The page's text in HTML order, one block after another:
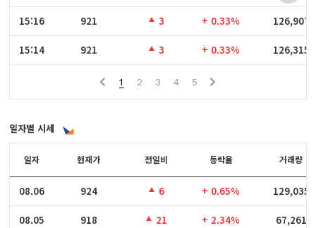
15:16
15:14
15:16 921 3 + 0.33% 126,907
15:14 921 3 + 0.33% 126,315
1 2 3 4 5
일자별 시세
일자
08.06
08.05
일자 현재가 전일비 등락율 거래량
08.06 924 6 + 0.65% 129,035
08.05 918 21 + 2.34% 67,261